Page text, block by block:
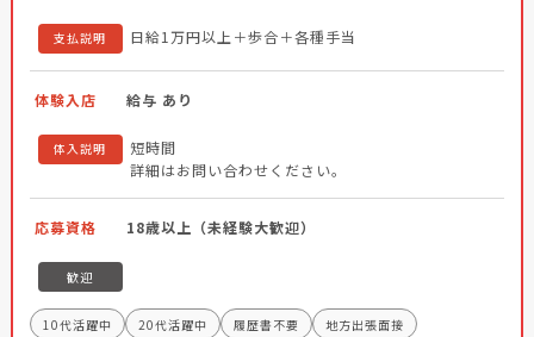
支払説明 日給1万円以上＋歩合＋各種手当
体験入店 給与 あり
体入説明
短時間
詳細はお問い合わせください。
応募資格 18歳以上（未経験大歓迎）
歓迎
10代活躍中 20代活躍中 履歴書不要
地方出張面接